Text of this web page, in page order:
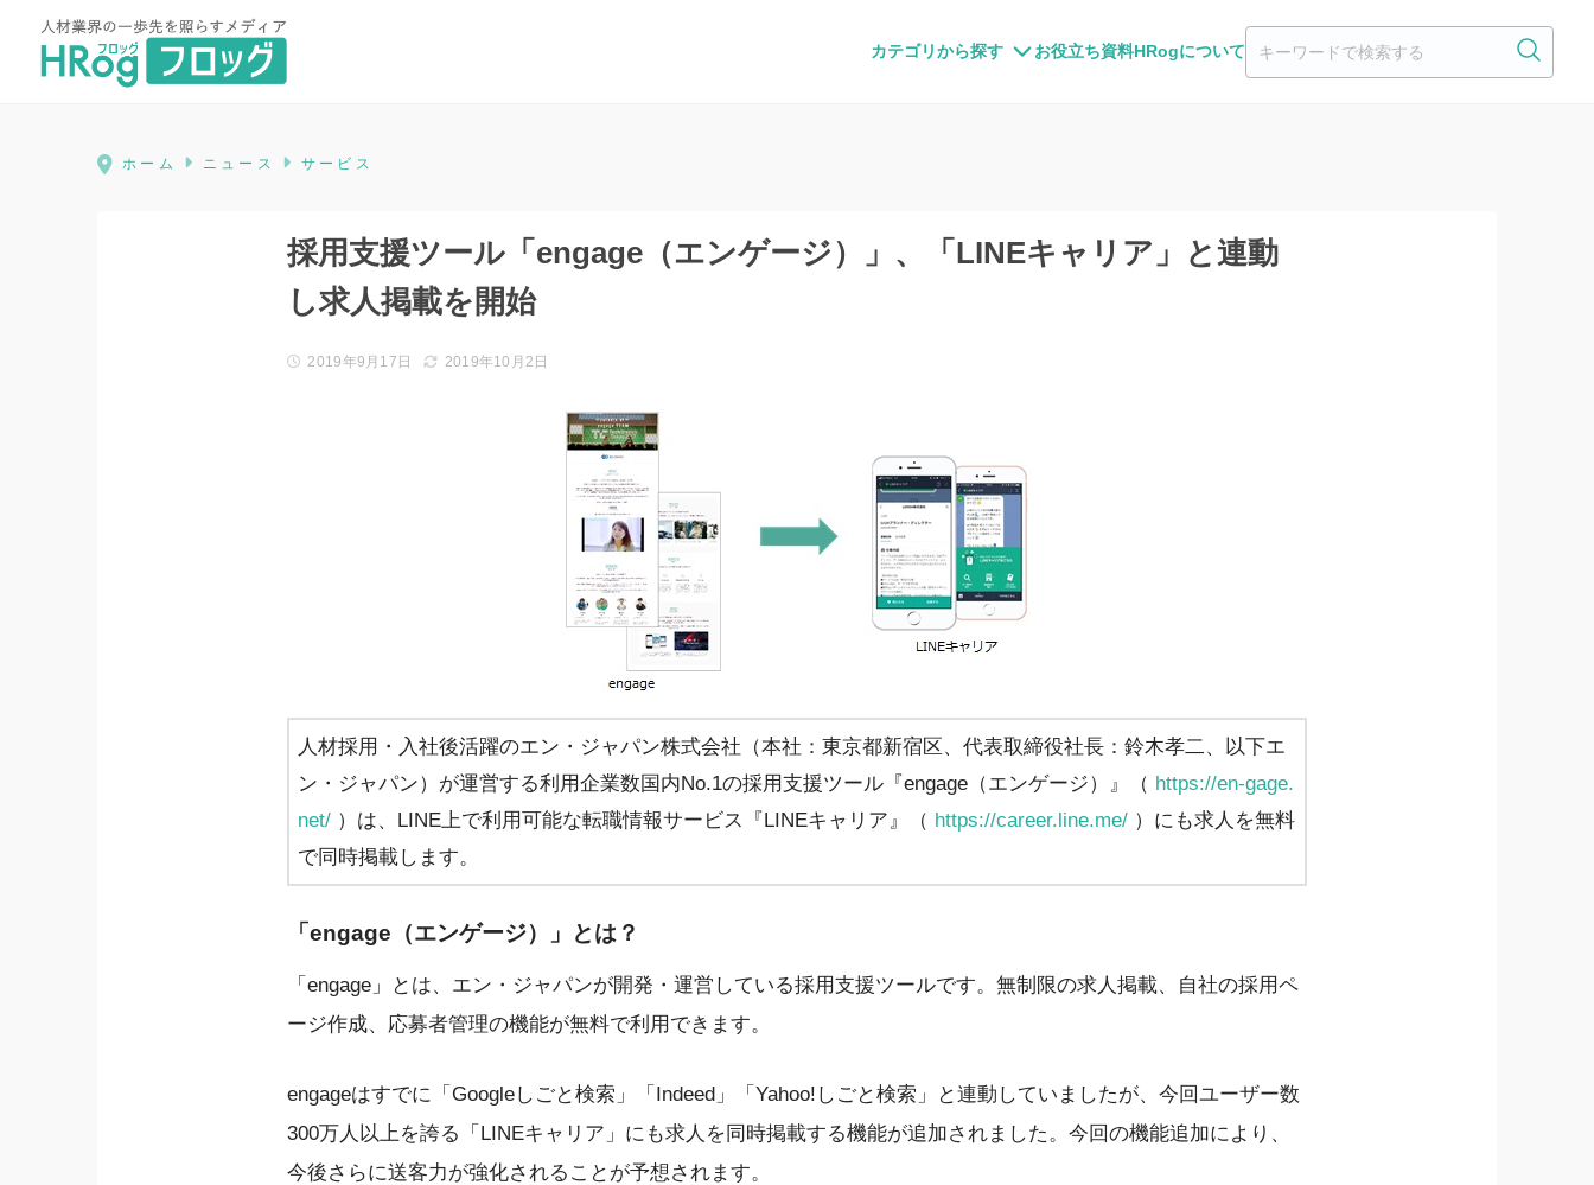
カテゴリから探す お役立ち資料HRogについて
HRog | 人材業界の一歩先を照らすメディア
ホーム ニュース サービス
採用支援ツール「engage（エンゲージ）」、「LINEキャリア」と連動
し求人掲載を開始
2019年9月17日 2019年10月2日
人材採用・入社後活躍のエン・ジャパン株式会社（本社：東京都新宿区、代表取締役社長：鈴木孝二、以下エ
ン・ジャパン）が運営する利用企業数国内No.1の採用支援ツール『engage（エンゲージ）』（ https://en-gage.
net/ ）は、LINE上で利用可能な転職情報サービス『LINEキャリア』（ https://career.line.me/ ）にも求人を無料
で同時掲載します。
「engage（エンゲージ）」とは？
「engage」とは、エン・ジャパンが開発・運営している採用支援ツールです。無制限の求人掲載、自社の採用ペ
ージ作成、応募者管理の機能が無料で利用できます。
engageはすでに「Googleしごと検索」「Indeed」「Yahoo!しごと検索」と連動していましたが、今回ユーザー数
300万人以上を誇る「LINEキャリア」にも求人を同時掲載する機能が追加されました。今回の機能追加により、
今後さらに送客力が強化されることが予想されます。